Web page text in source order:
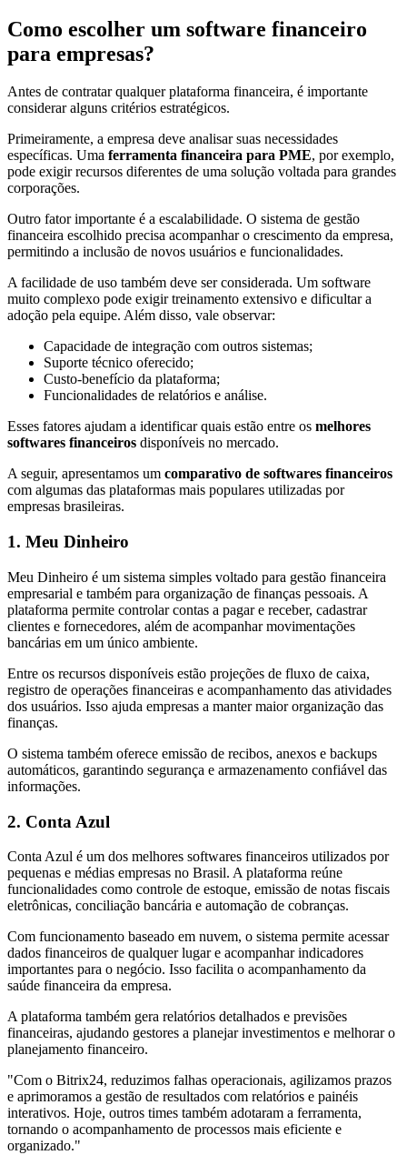
Como escolher um software financeiro
para empresas?
Antes de contratar qualquer plataforma financeira, é importante
considerar alguns critérios estratégicos.
Primeiramente, a empresa deve analisar suas necessidades
específicas. Uma ferramenta financeira para PME, por exemplo,
pode exigir recursos diferentes de uma solução voltada para grandes
corporações.
Outro fator importante é a escalabilidade. O sistema de gestão
financeira escolhido precisa acompanhar o crescimento da empresa,
permitindo a inclusão de novos usuários e funcionalidades.
A facilidade de uso também deve ser considerada. Um software
muito complexo pode exigir treinamento extensivo e dificultar a
adoção pela equipe. Além disso, vale observar:
Capacidade de integração com outros sistemas;
Suporte técnico oferecido;
Custo-benefício da plataforma;
Funcionalidades de relatórios e análise.
Esses fatores ajudam a identificar quais estão entre os melhores
softwares financeiros disponíveis no mercado.
A seguir, apresentamos um comparativo de softwares financeiros
com algumas das plataformas mais populares utilizadas por
empresas brasileiras.
1. Meu Dinheiro
Meu Dinheiro é um sistema simples voltado para gestão financeira
empresarial e também para organização de finanças pessoais. A
plataforma permite controlar contas a pagar e receber, cadastrar
clientes e fornecedores, além de acompanhar movimentações
bancárias em um único ambiente.
Entre os recursos disponíveis estão projeções de fluxo de caixa,
registro de operações financeiras e acompanhamento das atividades
dos usuários. Isso ajuda empresas a manter maior organização das
finanças.
O sistema também oferece emissão de recibos, anexos e backups
automáticos, garantindo segurança e armazenamento confiável das
informações.
2. Conta Azul
Conta Azul é um dos melhores softwares financeiros utilizados por
pequenas e médias empresas no Brasil. A plataforma reúne
funcionalidades como controle de estoque, emissão de notas fiscais
eletrônicas, conciliação bancária e automação de cobranças.
Com funcionamento baseado em nuvem, o sistema permite acessar
dados financeiros de qualquer lugar e acompanhar indicadores
importantes para o negócio. Isso facilita o acompanhamento da
saúde financeira da empresa.
A plataforma também gera relatórios detalhados e previsões
financeiras, ajudando gestores a planejar investimentos e melhorar o
planejamento financeiro.
"Com o Bitrix24, reduzimos falhas operacionais, agilizamos prazos
e aprimoramos a gestão de resultados com relatórios e painéis
interativos. Hoje, outros times também adotaram a ferramenta,
tornando o acompanhamento de processos mais eficiente e
organizado."